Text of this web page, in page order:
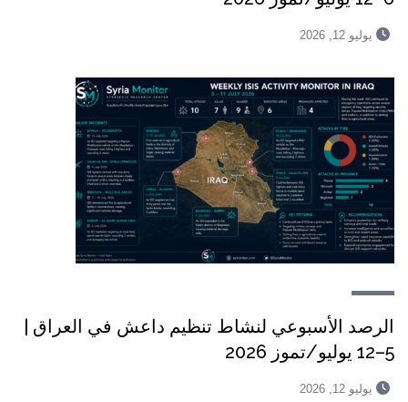
يوليو 12, 2026
الرصد الأسبوعي لنشاط تنظيم داعش في العراق |
5–12 يوليو/تموز 2026
يوليو 12, 2026